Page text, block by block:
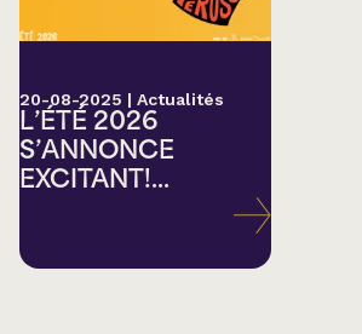
20-08-2025 | Actualités
L’ÉTÉ 2026
S’ANNONCE
EXCITANT!...